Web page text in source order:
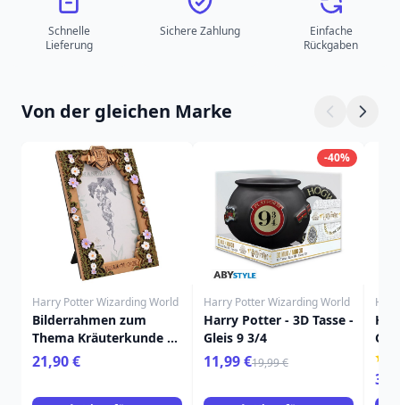
Schnelle
Lieferung
Sichere Zahlung
Einfache
Rückgaben
Von der gleichen Marke
Harry Potter Wizarding World
Bilderrahmen zum
Thema Kräuterkunde –
Harry Potter
21,90 €
-40%
Harry Potter Wizarding World
Harry Potter - 3D Tasse -
Gleis 9 3/4
11,99 €19,99 €